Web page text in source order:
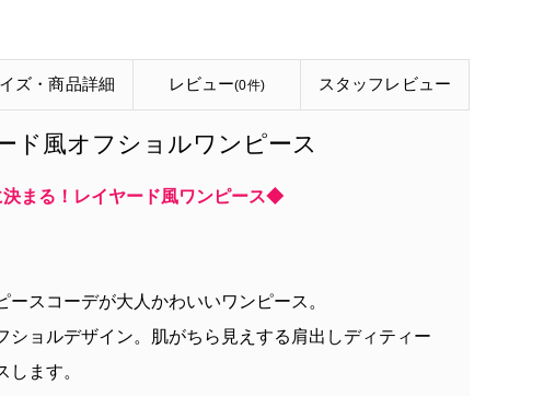
ズ・商品詳細 レビュー(0件) スタッフ レビュー
ド風オフショルワンピース
まる！レイヤード風ワンピース◆
ースコーデが大人かわいいワンピース。
ショルデザイン。肌がちら見えする肩出しディティー
します。